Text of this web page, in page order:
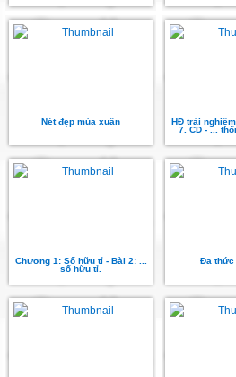
Nét đẹp mùa xuân
HĐ trải
7. CD - ...
Chương 1: Số hữu tỉ - Bài 2: ...
số hữu tỉ.
Đa thức